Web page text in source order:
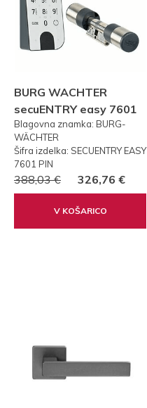
BURG WACHTER
secuENTRY easy 7601
PIN KODA
Blagovna znamka: BURG-
WÄCHTER
Šifra izdelka: SECUENTRY EASY
7601 PIN
388,03 € 326,76 €
V KOŠARICO